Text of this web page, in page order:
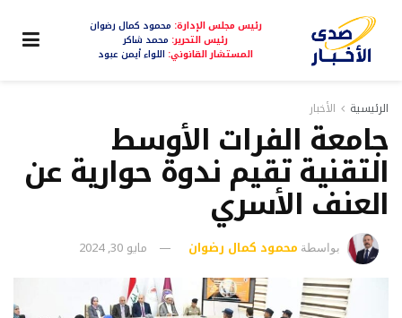
رئيس مجلس الإدارة: محمود كمال رضوان
رئيس التحرير: محمد شاكر
المستشار القانوني: اللواء أيمن عبود
الرئيسية الأخبار
جامعة الفرات الأوسط
التقنية تقيم ندوة حوارية عن
العنف الأسري
بواسطة محمود كمال رضوان مايو 30, 2024